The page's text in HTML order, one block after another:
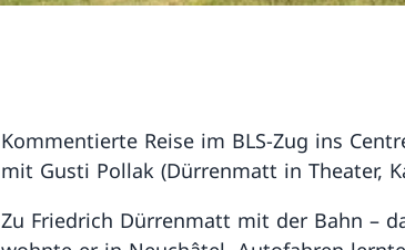
Kommentierte Reise im BLS-Zug ins
mit Gusti Pollak (Dürrenmatt in Theater,
Zu Friedrich Dürrenmatt mit der Bahn –